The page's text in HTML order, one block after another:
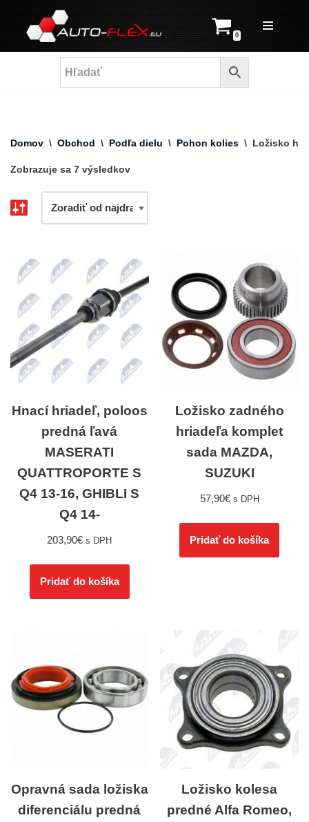
Prejsť
na
0
Domov \ Obchod \ Podľa dielu \ Pohon kolies \ Ložisko
Zobrazuje sa 7 výsledkov
Hnací hriadeľ, poloos
predná ľavá
MASERATI
QUATTROPORTE S
Q4 13-16, GHIBLI S
Q4 14-
203,90€ s DPH
Pridať do košíka
Ložisko zadného
hriadeľa komplet
sada MAZDA,
SUZUKI
57,90€ s DPH
Pridať do košíka
Opravná sada ložiska
diferenciálu predná
Ložisko kolesa
predné Alfa Romeo,